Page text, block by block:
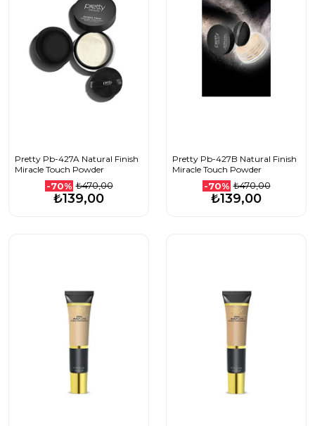
Pretty Pb-427A Natural Finish
Miracle Touch Powder
-70% ₺470,00
₺139,00
Pretty Pb-427B Natural Finish
Miracle Touch Powder
-70% ₺470,00
₺139,00